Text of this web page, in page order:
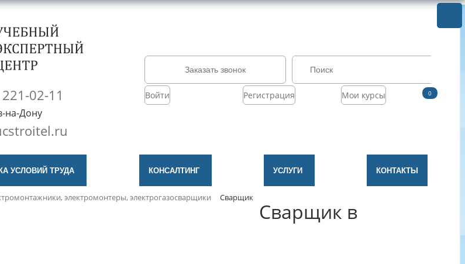
02-11
на-Дону
Заказать звонок
Войти Регистрация Мои курсы 0
УСЛОВИЙ ТРУДА КОНСАЛТИНГ УСЛУГИ КОНТАКТЫ
электромонтеры, электрогазосварщики Сварщик
Сварщик в